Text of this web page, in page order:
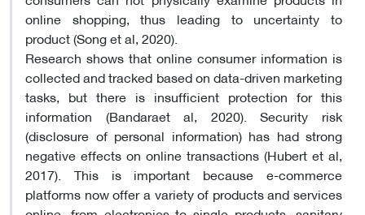
online shopping, thus leading to uncertainty to
product (Song et al, 2020).
Research shows that online consumer information is
collected and tracked based on data-driven marketing
tasks, but there is insufficient protection for this
information (Bandaraet al, 2020). Security risk
(disclosure of personal information) has had strong
negative effects on online transactions (Hubert et al,
2017). This is important because e-commerce
platforms now offer a variety of products and services